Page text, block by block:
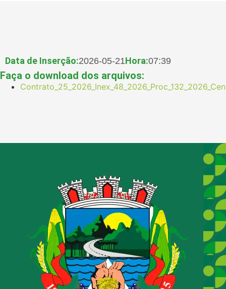
Data de Inserção:2026-05-21Hora:07:39
Faça o download dos arquivos: